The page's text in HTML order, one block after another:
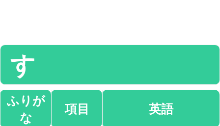
す
ふりが
な
項目
英語